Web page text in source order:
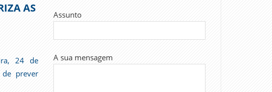
AS
24 de
prever
Assunto
A sua mensagem